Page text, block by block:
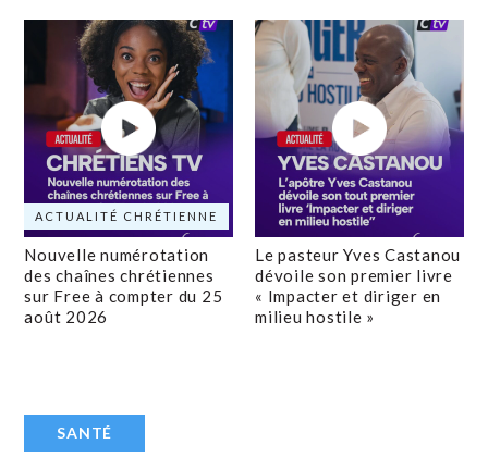
ACTUALITÉ CHRÉTIENNE
Nouvelle numérotation
des chaînes chrétiennes
sur Free à compter du 25
août 2026
Le pasteur Yves Castanou
dévoile son premier livre
« Impacter et diriger en
milieu hostile »
SANTÉ